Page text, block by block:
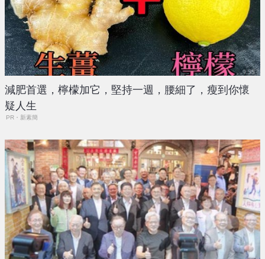
減肥首選，檸檬加它，堅持一週，腰細了，瘦到你懷
疑人生
PR・新素簡